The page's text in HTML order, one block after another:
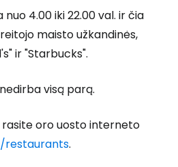
4.00 iki 22.00 val. ir čia
maisto užkandinės,
ir "Starbucks".
visą parą.
oro uosto interneto
restaurants.